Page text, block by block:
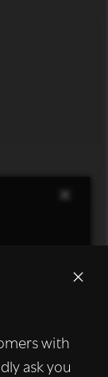
with
ask you
×
site